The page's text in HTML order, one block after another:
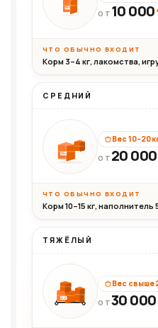
10кг
ОТ 10 000
ЧТО ОБЫЧНО ВХОДИТ
Корм 3–4 кг, лакомства,
СРЕДНИЙ
20кг
Вес 10–20
ОТ 20 000
ЧТО ОБЫЧНО ВХОДИТ
Корм 10–15 кг, наполнитель
ТЯЖЁЛЫЙ
30+кг
Вес свыше
ОТ30 000